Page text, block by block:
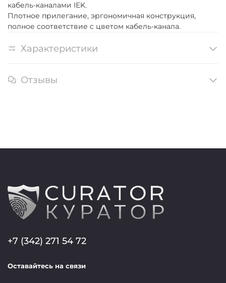
кабель-каналами IEK.
Плотное прилегание, эргономичная конструкция,
полное соответствие с цветом кабель-канала.
Характеристики
Отзывы
+7 (342) 271 54 72
Оставайтесь на связи